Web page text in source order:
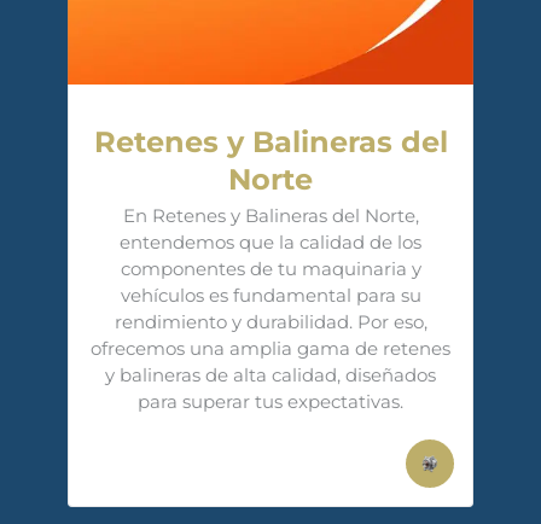
Retenes y Balineras del
Norte
En Retenes y Balineras del Norte,
entendemos que la calidad de los
componentes de tu maquinaria y
vehículos es fundamental para su
rendimiento y durabilidad. Por eso,
ofrecemos una amplia gama de retenes
y balineras de alta calidad, diseñados
para superar tus expectativas.